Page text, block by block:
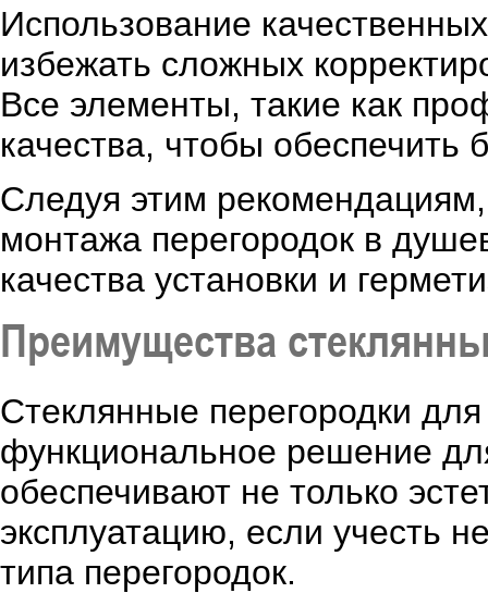
Использование
избежать сложных
Все элементы, такие как
качества, чтобы обеспечить
Следуя этим
монтажа перегородок в
качества установки и
Преимущества
Стеклянные перегородки
функциональное решение
обеспечивают не только
эксплуатацию, если учесть
типа перегородок.